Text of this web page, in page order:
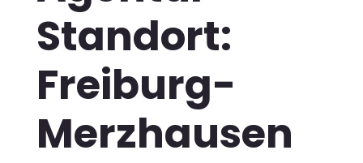
Standort:
Freiburg-
Merzhausen